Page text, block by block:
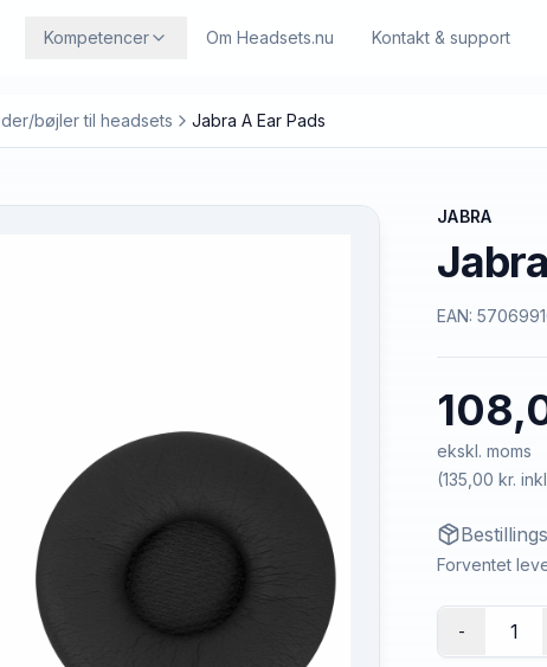
Kompetencer Om Headsets.nu Kontakt & support
bøjler til headsets Jabra A Ear Pads
JABRA
EAN:
ekskl. moms
(135,00 kr.
Forventet
- 1